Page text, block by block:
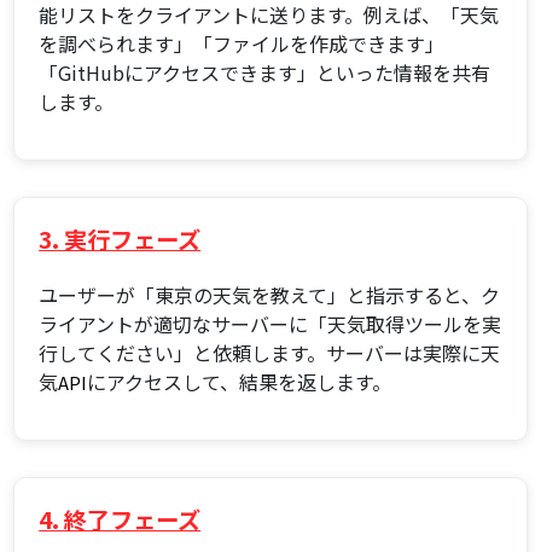
能リストをクライアントに送ります。例えば、「天気
を調べられます」「ファイルを作成できます」
「GitHubにアクセスできます」といった情報を共有
します。
3. 実行フェーズ
ユーザーが「東京の天気を教えて」と指示すると、ク
ライアントが適切なサーバーに「天気取得ツールを実
行してください」と依頼します。サーバーは実際に天
気APIにアクセスして、結果を返します。
4. 終了フェーズ